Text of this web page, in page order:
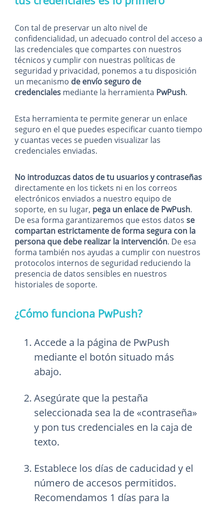
Con tal de preservar un alto nivel de
confidencialidad, un adecuado control del acceso a
las credenciales que compartes con nuestros
técnicos y cumplir con nuestras políticas de
seguridad y privacidad, ponemos a tu disposición
un mecanismo de envío seguro de
credenciales mediante la herramienta PwPush.
Esta herramienta te permite generar un enlace
seguro en el que puedes especificar cuanto tiempo
y cuantas veces se pueden visualizar las
credenciales enviadas.
No introduzcas datos de tu usuarios y contraseñas
directamente en los tickets ni en los correos
electrónicos enviados a nuestro equipo de
soporte, en su lugar, pega un enlace de PwPush.
De esa forma garantizaremos que estos datos se
compartan estrictamente de forma segura con la
persona que debe realizar la intervención. De esa
forma también nos ayudas a cumplir con nuestros
protocolos internos de seguridad reduciendo la
presencia de datos sensibles en nuestros
historiales de soporte.
¿Cómo funciona PwPush?
Accede a la página de PwPush
mediante el botón situado más
abajo.
Asegúrate que la pestaña
seleccionada sea la de «contraseña»
y pon tus credenciales en la caja de
texto.
Establece los días de caducidad y el
número de accesos permitidos.
Recomendamos 1 días para la